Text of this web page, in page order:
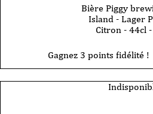
Bière Piggy
Island - Lager
Citron - 44cl -
Gagnez 3 points fidélité !